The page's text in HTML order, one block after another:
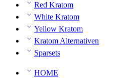
Red Kratom
White Kratom
Yellow Kratom
Kratom Alternativen
Sparsets
HOME